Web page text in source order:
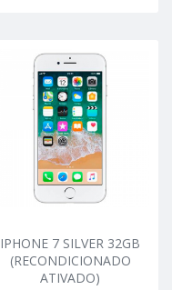
IPHONE 7 SILVER 32GB
(RECONDICIONADO
ATIVADO)